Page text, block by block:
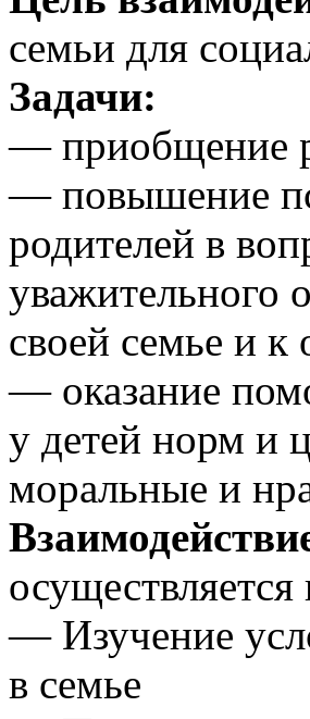
семьи для
Задачи:
— приобщение
— повышение
родителей в
уважительного
своей семье и
— оказание
у детей норм и
моральные и
— Изучение
в семье